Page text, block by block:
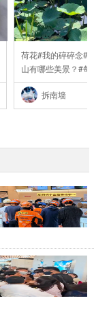
荷花#我的碎碎念
山有哪些美景？#每
拆南墙